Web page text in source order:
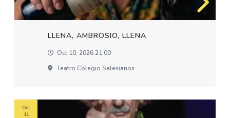
LLENA, AMBROSIO, LLENA
Oct 10, 2026 21:00
Teatro Colegio Salesianos
Oct
11